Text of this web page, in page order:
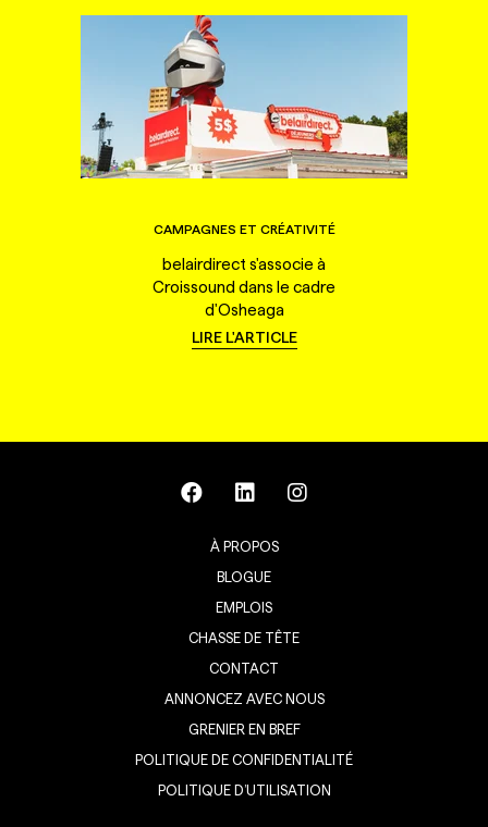
CAMPAGNES ET CRÉATIVITÉ
belairdirect s'associe à
Croissound dans le cadre
d'Osheaga
LIRE L'ARTICLE
À PROPOS
BLOGUE
EMPLOIS
CHASSE DE TÊTE
CONTACT
ANNONCEZ AVEC NOUS
GRENIER EN BREF
POLITIQUE DE CONFIDENTIALITÉ
POLITIQUE D’UTILISATION